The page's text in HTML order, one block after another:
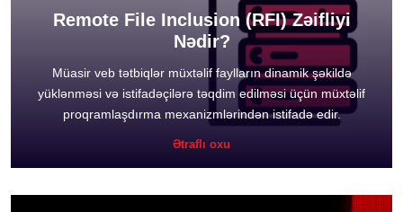
Remote File Inclusion (RFI) Zəifliyi
Nədir?
Müasir veb tətbiqlər müxtəlif faylların dinamik şəkildə
yüklənməsi və istifadəçilərə təqdim edilməsi üçün müxtəlif
proqramlaşdırma mexanizmlərindən istifadə edir.
Ətraflı oxu